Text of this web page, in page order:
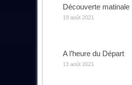
Découverte matinale
19 août 2021
A l’heure du Départ
13 août 2021